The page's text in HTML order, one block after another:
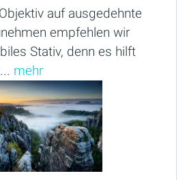
auf ausgedehnte
empfehlen wir
Stativ, denn es hilft
mehr